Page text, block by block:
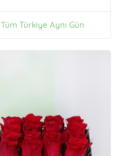
Tüm Türkiye Aynı Gün